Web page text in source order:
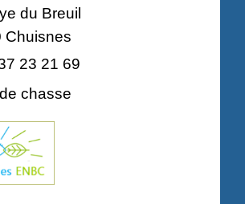
du Breuil
Chuisnes
23 21 69
chasse